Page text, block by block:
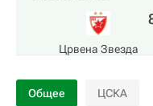
Црвена Звезда
Общее ЦСКА